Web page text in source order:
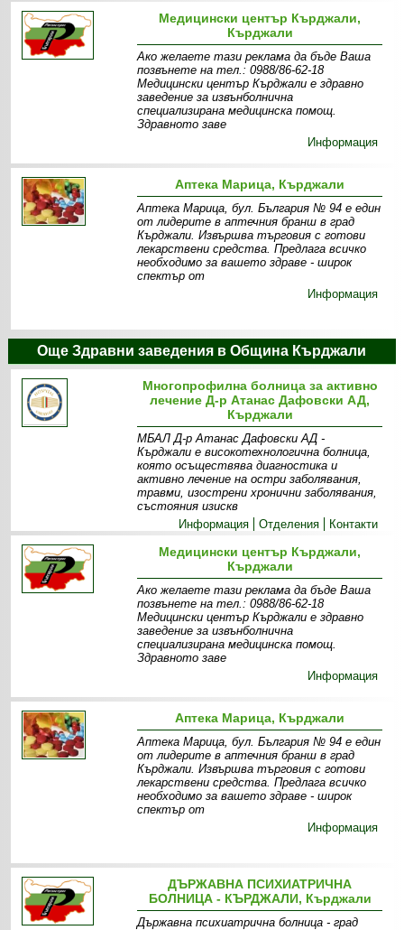
Медицински център Кърджали,
Кърджали
Ако желаете тази реклама да бъде Ваша
позвънете на тел.: 0988/86-62-18
Медицински център Кърджали е здравно
заведение за извънболнична
специализирана медицинска помощ.
Здравното заве
Информация
Аптека Марица, Кърджали
Аптека Марица, бул. България № 94 е един
от лидерите в аптечния бранш в град
Кърджали. Извършва търговия с готови
лекарствени средства. Предлага всичко
необходимо за вашето здраве - широк
спектър от
Информация
Още Здравни заведения в Община Кърджали
Многопрофилна болница за активно
лечение Д-р Атанас Дафовски АД,
Кърджали
МБАЛ Д-р Атанас Дафовски АД -
Кърджали е високотехнологична болница,
която осъществява диагностика и
активно лечение на остри заболявания,
травми, изострени хронични заболявания,
състояния изискв
Информация
Отделения Контакти
Медицински център Кърджали,
Кърджали
Ако желаете тази реклама да бъде Ваша
позвънете на тел.: 0988/86-62-18
Медицински център Кърджали е здравно
заведение за извънболнична
специализирана медицинска помощ.
Здравното заве
Информация
Аптека Марица, Кърджали
Аптека Марица, бул. България № 94 е един
от лидерите в аптечния бранш в град
Кърджали. Извършва търговия с готови
лекарствени средства. Предлага всичко
необходимо за вашето здраве - широк
спектър от
Информация
ДЪРЖАВНА ПСИХИАТРИЧНА
БОЛНИЦА - КЪРДЖАЛИ, Кърджали
Държавна психиатрична болница - град